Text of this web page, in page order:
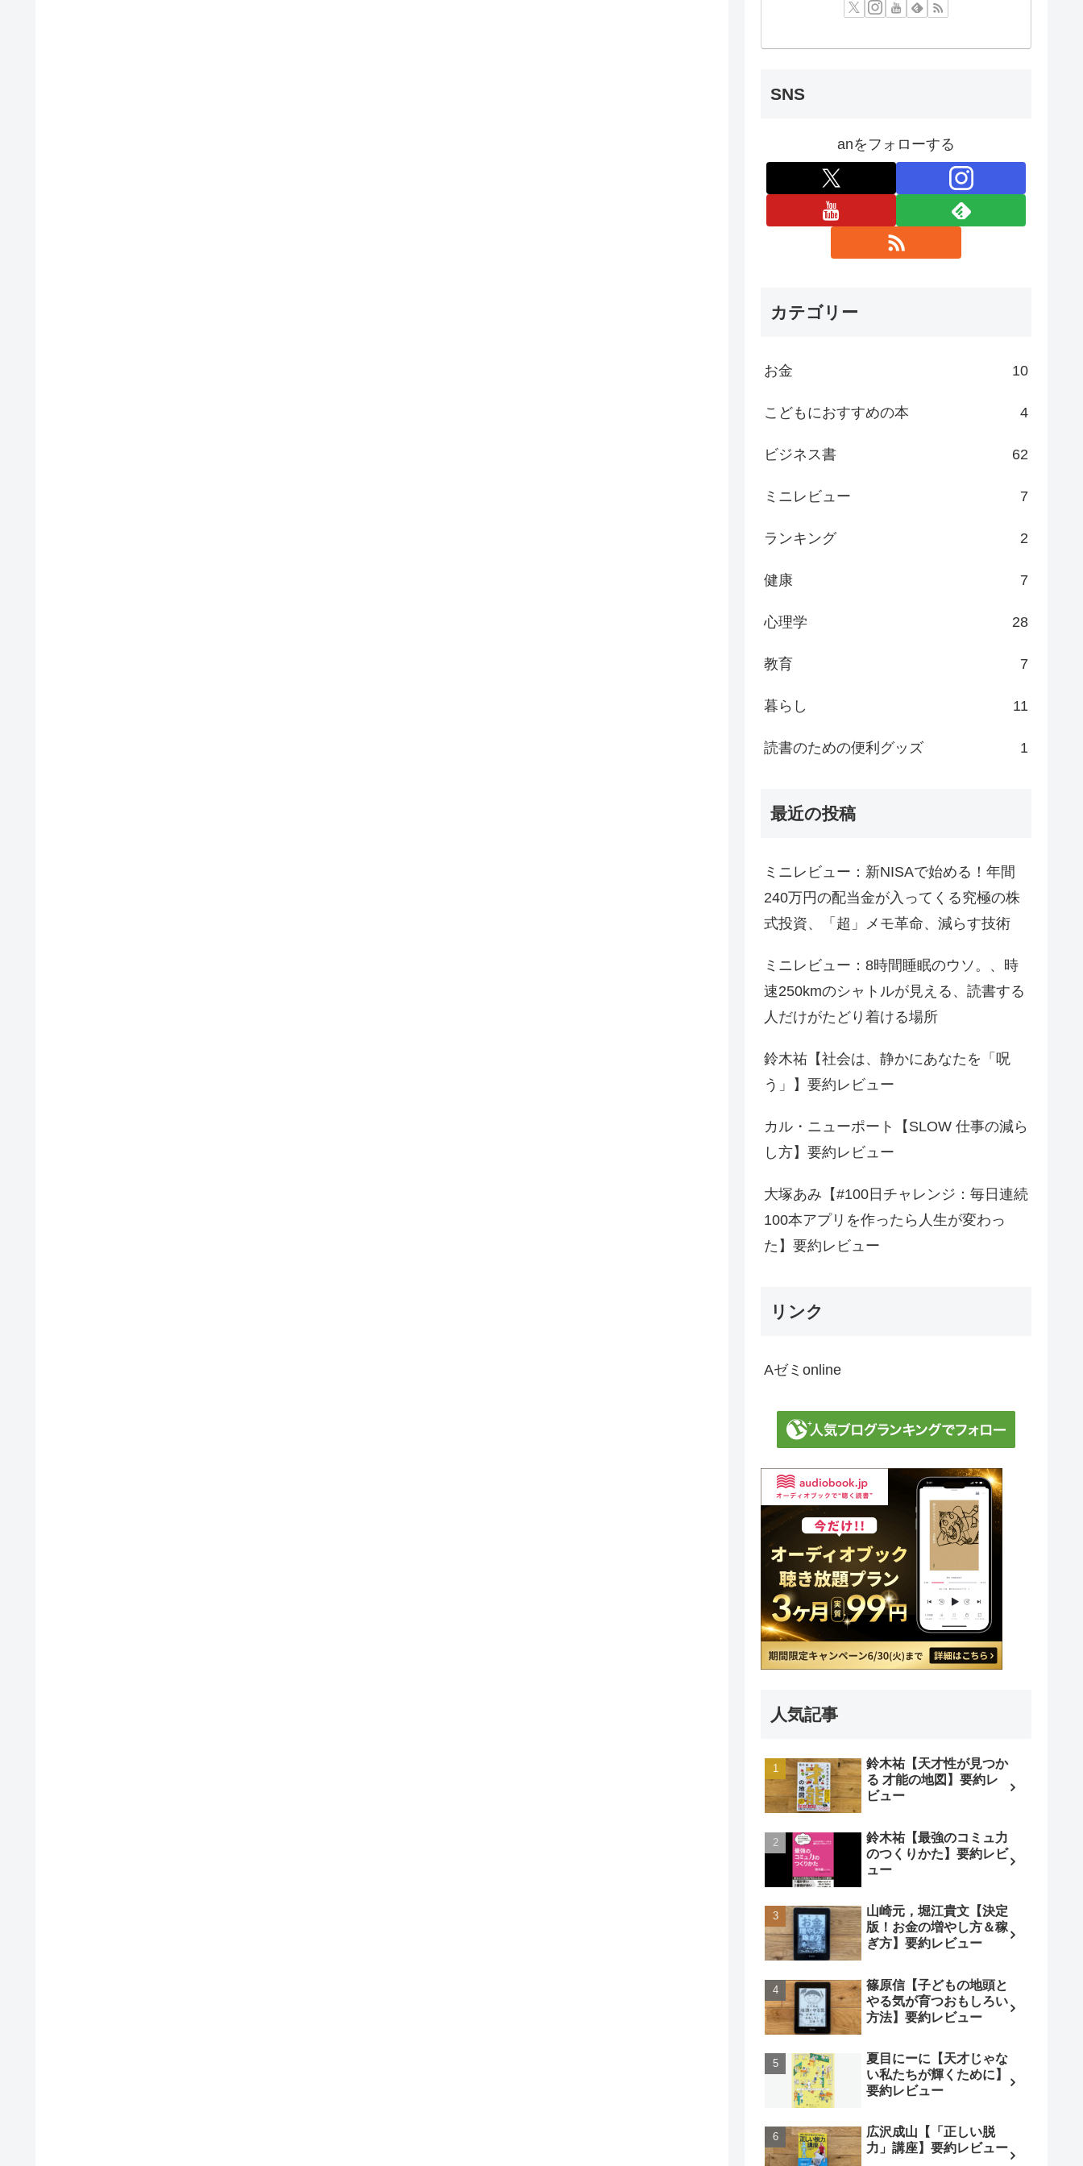
SNS
anをフォローする
カテゴリー
お金 10
こどもにおすすめの本 4
ビジネス書 62
ミニレビュー 7
ランキング 2
健康 7
心理学 28
教育 7
暮らし 11
読書のための便利グッズ 1
最近の投稿
ミニレビュー：新NISAで始める！年間
240万円の配当金が入ってくる究極の株
式投資、「超」メモ革命、減らす技術
ミニレビュー：8時間睡眠のウソ。、時
速250kmのシャトルが見える、読書する
人だけがたどり着ける場所
鈴木祐【社会は、静かにあなたを「呪
う」】要約レビュー
カル・ニューポート【SLOW 仕事の減ら
し方】要約レビュー
大塚あみ【#100日チャレンジ：毎日連続
100本アプリを作ったら人生が変わっ
た】要約レビュー
リンク
Aゼミonline
人気記事
鈴木祐【天才性が見つか
る 才能の地図】要約レ
ビュー
鈴木祐【最強のコミュ力
のつくりかた】要約レビ
ュー
山崎元，堀江貴文【決定
版！お金の増やし方＆稼
ぎ方】要約レビュー
篠原信【子どもの地頭と
やる気が育つおもしろい
方法】要約レビュー
夏目にーに【天才じゃな
い私たちが輝くために】
要約レビュー
広沢成山【「正しい脱
力」講座】要約レビュー